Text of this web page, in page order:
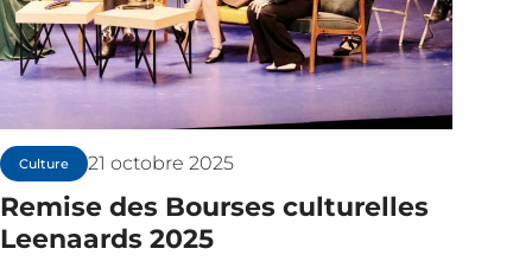
Culture 21 octobre 2025
Remise des Bourses culturelles
Leenaards 2025